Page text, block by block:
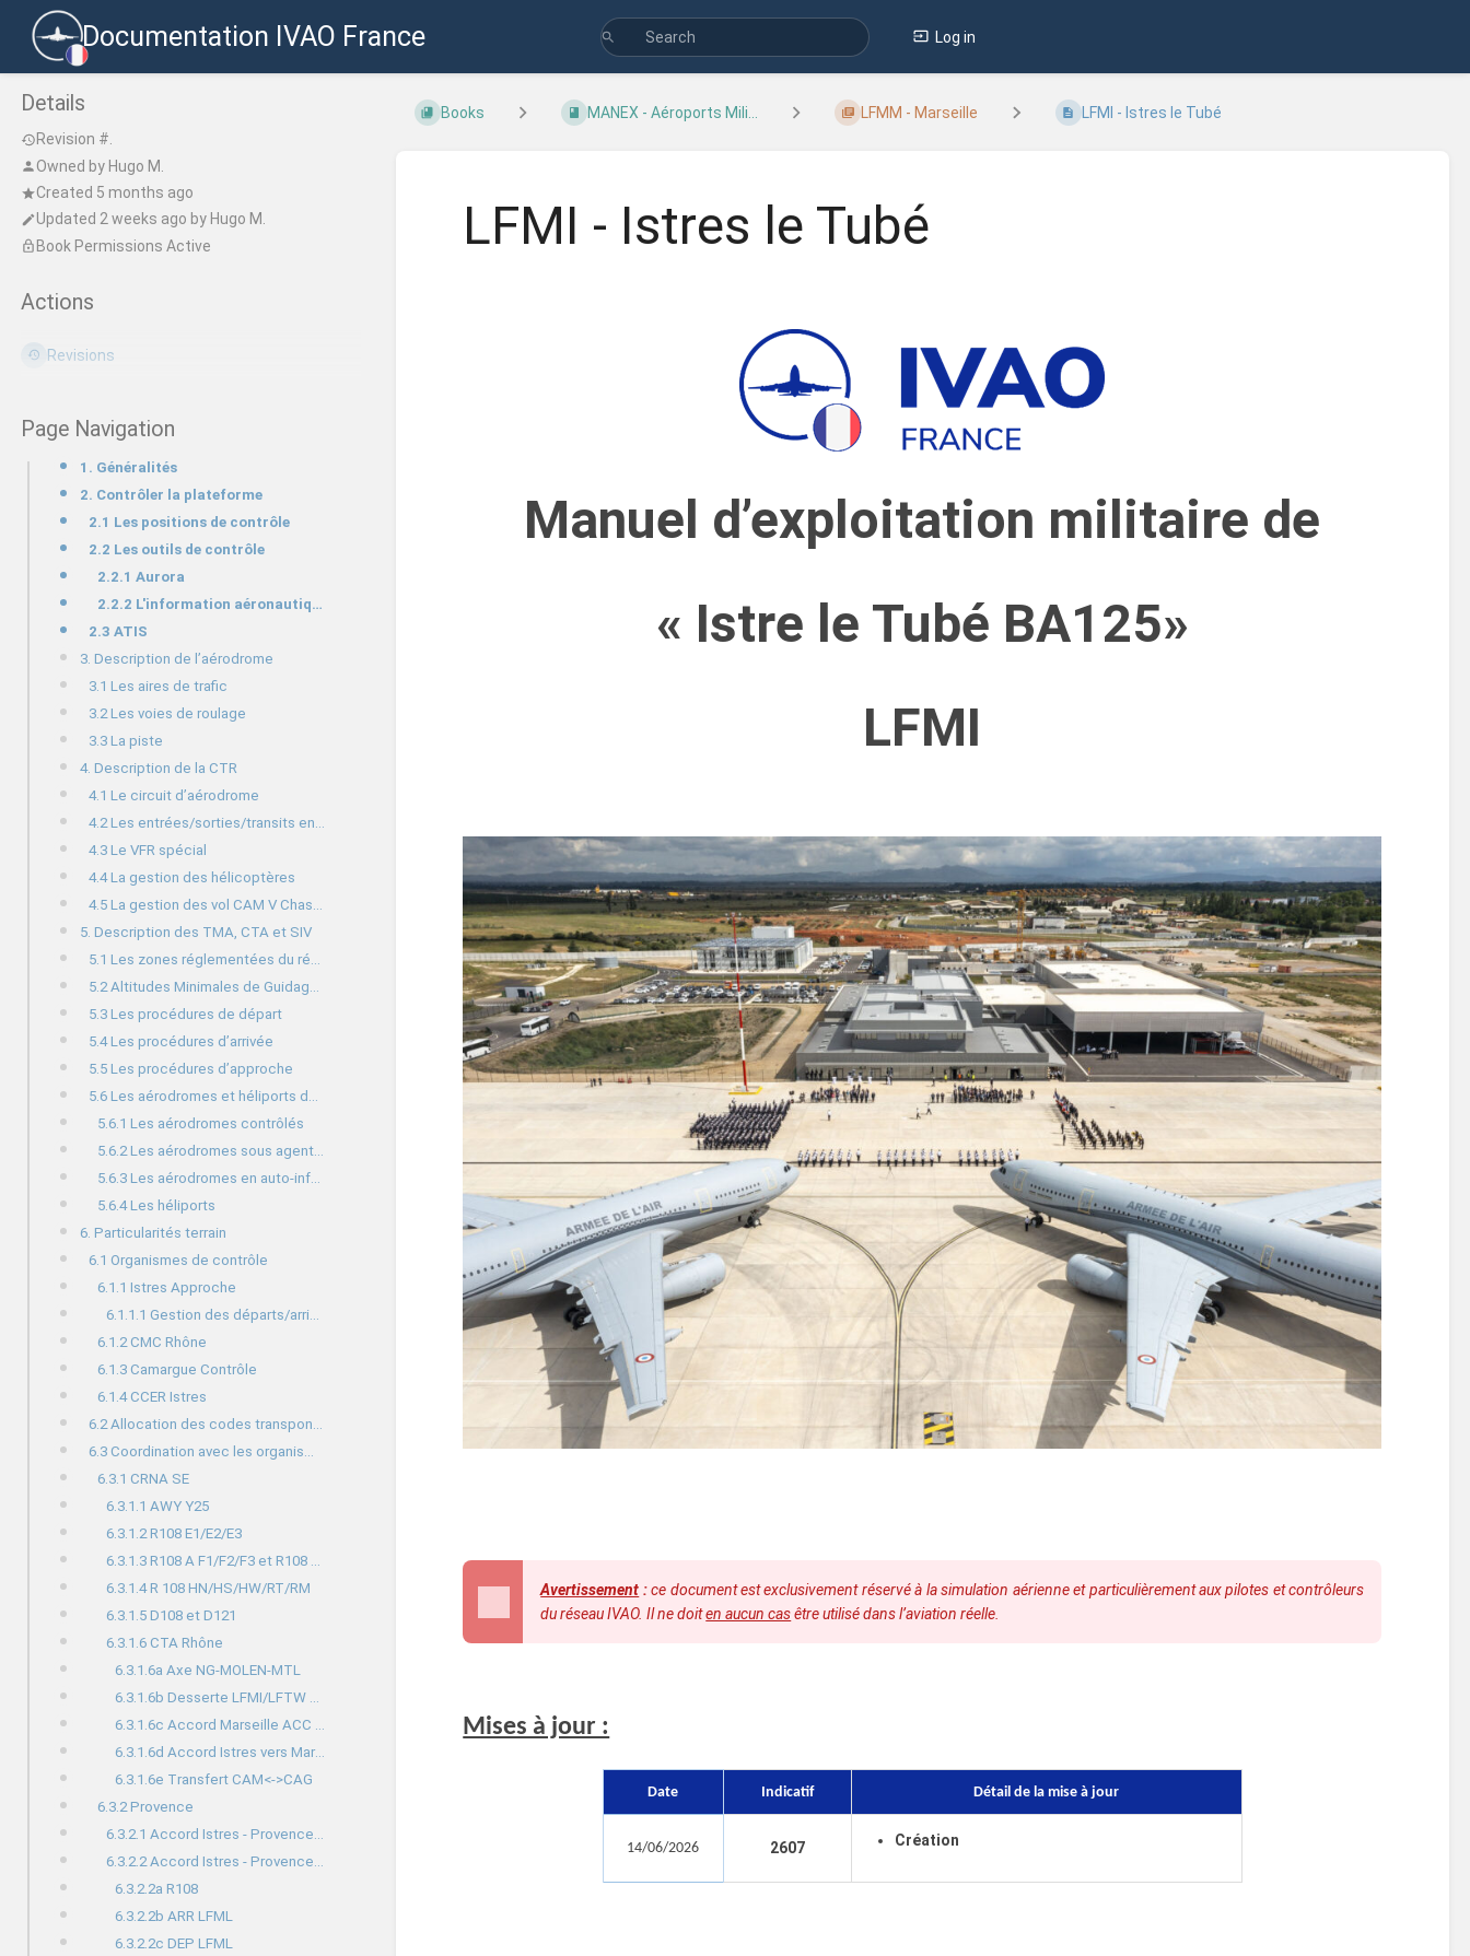
Documentation IVAO France Log in
Details
Revision #.
Owned by Hugo M.
Created 5 months ago
Updated 2 weeks ago by Hugo M.
Book Permissions Active
Actions
Revisions
Page Navigation
1. Généralités
2. Contrôler la plateforme
2.1 Les positions de contrôle
2.2 Les outils de contrôle
2.2.1 Aurora
2.2.2 L'information aéronautique (AIP et DIRCAM)
2.3 ATIS
3. Description de l’aérodrome
3.1 Les aires de trafic
3.2 Les voies de roulage
3.3 La piste
4. Description de la CTR
4.1 Le circuit d’aérodrome
4.3 Le VFR spécial
4.4 La gestion des hélicoptères
5. Description des TMA, CTA et SIV
5.3 Les procédures de départ
5.4 Les procédures d’arrivée
5.5 Les procédures d’approche
5.6.1 Les aérodromes contrôlés
5.6.4 Les héliports
6. Particularités terrain
6.1 Organismes de contrôle
6.1.1 Istres Approche
6.1.2 CMC Rhône
6.1.3 Camargue Contrôle
6.1.4 CCER Istres
6.3.1 CRNA SE
6.3.1.1 AWY Y25
6.3.1.2 R108 E1/E2/E3
6.3.1.4 R 108 HN/HS/HW/RT/RM
6.3.1.5 D108 et D121
6.3.1.6 CTA Rhône
6.3.1.6a Axe NG-MOLEN-MTL
6.3.1.6d Accord Istres vers Marseille ACC
6.3.1.6e Transfert CAM<->CAG
6.3.2 Provence
6.3.2.2a R108
6.3.2.2b ARR LFML
6.3.2.2c DEP LFML
Books MANEX - Aéroports Mili... LFMM - Marseille LFMI - Istres le Tubé
LFMI - Istres le Tubé
Manuel d’exploitation militaire de
« Istre le Tubé BA125»
LFMI
Avertissement :ce document est exclusivement réservé à la simulation aérienne et particulièrement aux pilotes et contrôleurs
du réseau IVAO. Il ne doiten aucun casêtre utilisé dans l’aviation réelle.
Mises à jour :
Date Indicatif Détail de la mise à jour
14/06/2026 2607 Création